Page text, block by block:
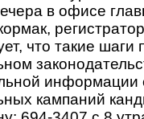
в офисе
что такие шаги
кампаний